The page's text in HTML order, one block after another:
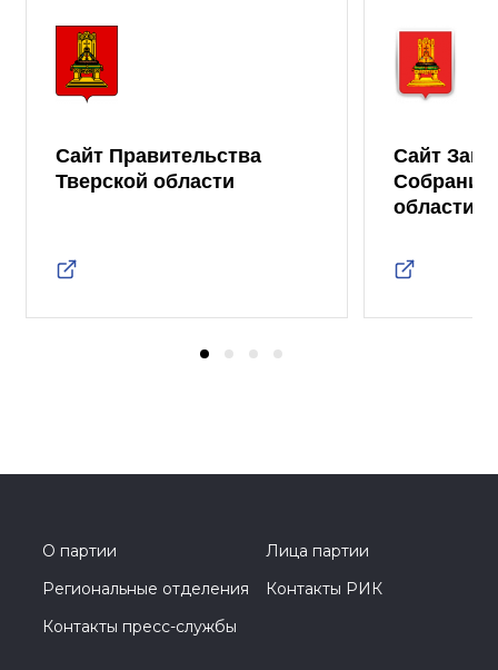
Сайт Правительства
Тверской области
Сайт
Собрания
области
О партии
Лица партии
Региональные отделения
Контакты РИК
Контакты пресс-службы